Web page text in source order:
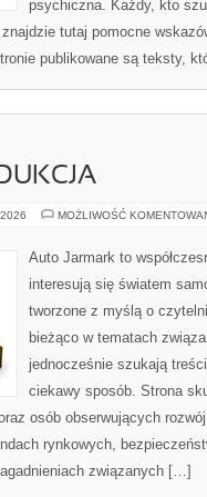
psychiczna. Każdy, kto
tutaj pomocne
publikowane są teksty,
MOŻLIWOŚĆ
Auto Jarmark to
interesują się światem
tworzone z myślą o
bieżąco w tematach
jednocześnie szukają
ciekawy sposób. Strona
osób obserwujących
rynkowych,
związanych […]